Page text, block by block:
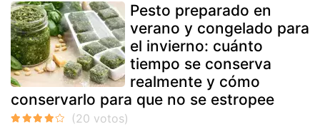
Pesto preparado en
verano y congelado para
el invierno: cuánto
tiempo se conserva
realmente y cómo
conservarlo para que no se estropee